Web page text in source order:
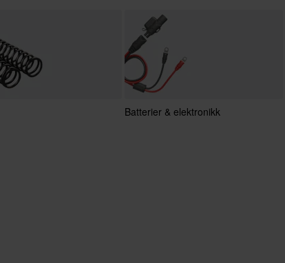
Batterier & elektronikk